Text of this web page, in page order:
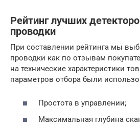
Рейтинг лучших
проводки
При составлении рейтинга мы
проводки как по отзывам
на технические характеристики
параметров отбора были
Простота в управлении;
Максимальная глубина